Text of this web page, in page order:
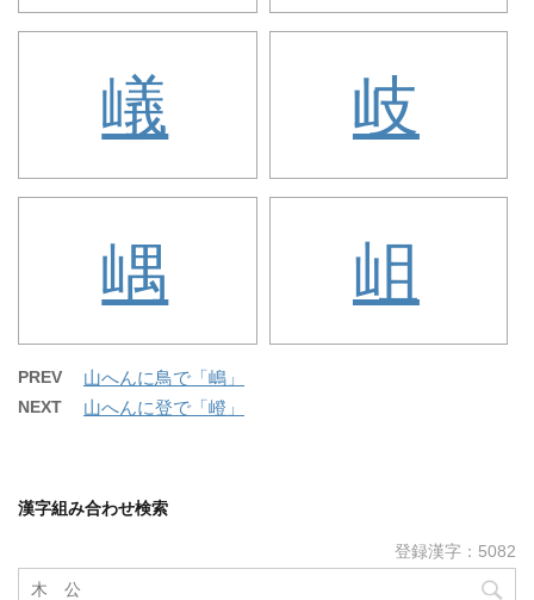
嶬 岐
嵎 岨
PREV 山へんに鳥で「嶋」
NEXT 山へんに登で「嶝」
漢字組み合わせ検索
登録漢字：5082